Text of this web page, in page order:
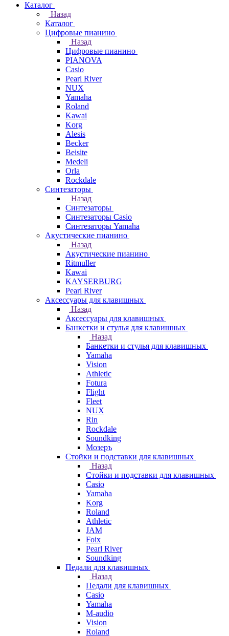
Каталог
Назад
Каталог
Цифровые пианино
Назад
Цифровые пианино
PIANOVA
Casio
Pearl River
NUX
Yamaha
Roland
Kawai
Korg
Alesis
Becker
Beisite
Medeli
Orla
Rockdale
Синтезаторы
Назад
Синтезаторы
Синтезаторы Casio
Синтезаторы Yamaha
Акустические пианино
Назад
Акустические пианино
Ritmuller
Kawai
KAYSERBURG
Pearl River
Аксессуары для клавишных
Назад
Аксессуары для клавишных
Банкетки и стулья для клавишных
Назад
Банкетки и стулья для клавишных
Yamaha
Vision
Athletic
Fotura
Flight
Fleet
NUX
Rin
Rockdale
Soundking
Мозеръ
Стойки и подставки для клавишных
Назад
Стойки и подставки для клавишных
Casio
Yamaha
Korg
Roland
Athletic
JAM
Foix
Pearl River
Soundking
Педали для клавишных
Назад
Педали для клавишных
Casio
Yamaha
M-audio
Vision
Roland